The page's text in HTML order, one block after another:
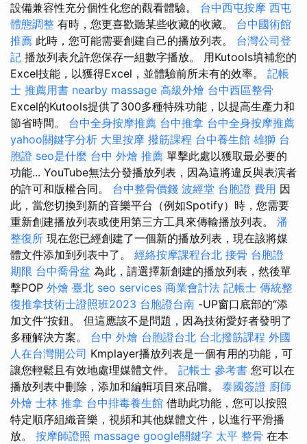
設備兼容性充分個性化您的觀看體驗。 台中西屯按摩 西屯
體態調整 有時，您更喜歡聽某些收藏的收藏。 台中國術館
推薦 此時，您可能需要創建自己的播放列表。 台灣公司登
記 播放列表允許您保存一組數字播放。 用Kutools填補您的
Excel技能，以獲得Excel，並體驗前所未有的效率。 記帳
士 推薦用書 nearby massage 高級外燴 台中西區整骨
Excel的Kutools提供了300多種特殊功能，以提高生產力和
節省時間。 台中全身按摩推薦 台中推拿 台中全身按摩推薦
yahoo關鍵字分析 大里按摩 撥筋課程 台中養生館 雄獅 台
胞證 seo是什麼 台中 外燴 推薦 單擊此處以獲取最必要的
功能... YouTube無法分發播放列表，因為這將違反與表演者
的許可和版權合同。 台中整骨價錢 波經堂 台胞證 費用 因
此，當您切換到新的音樂平台（例如Spotify）時，您需要
重新創建播放列表或使用第三方工具來傳輸播放列表。 潘
整復所 現在您已經創建了一個新的播放列表，現在該將媒
體文件添加到列表中了。 經絡按摩課程台北 接骨 台胞證
期限 台中喬骨盆 為此，請選擇新創建的播放列表，然後單
擊POP 外燴 臺北 seo services 商業會計法 記帳士 傳統整
復推拿技術士證照班2023 台胞證台南 -UP窗口底部的“添
加文件”按鈕。 但這應該不是問題，因為技術愛好者發明了
多種解決方案。 台中 外燴 台胞證台北 台北撥筋課程 外國
人在台灣開公司 Kmplayer播放列表是一個有用的功能，可
讓您輕鬆且有效地處理媒體文件。 記帳士 參考書 您可以在
播放列表中刪除，添加和編輯項目來品嚐。 泰國簽證 廚師
外燴 士林 推拿 台中排毒養生館 借助此功能，您可以按照
特定順序組織音樂，視頻和其他媒體文件，以進行平滑播
放。 按摩師證照 massage google關鍵字 太平 整骨 在本